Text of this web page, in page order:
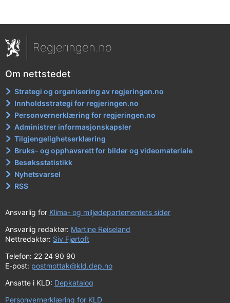
Regjeringen.no
Om nettstedet
Strategi og organisering av regjeringen.no
Innholdsstrategi for regjeringen.no
Personvernerklæring for regjeringen.no
Administrer informasjonskapsler
Tilgjengelighetserklæring
Bruks- og opphavsrett for bilder og videomateriale
Besøksstatistikk
Nyhetsvarsel
RSS
Ansvarlig for Klima- og miljødepartementets sider
Ansvarlig redaktør: Martine Røiseland
Nettredaktør: Siv Fjørtoft
Telefon: 22 24 90 90
E-post: postmottak@kld.dep.no
Ansatte i KLD: Depkatalog
Personvernerklæring for KLD